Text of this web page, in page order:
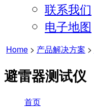
联系我们
电子地图
Home > 产品解决方案 >
避雷器测试仪
首页